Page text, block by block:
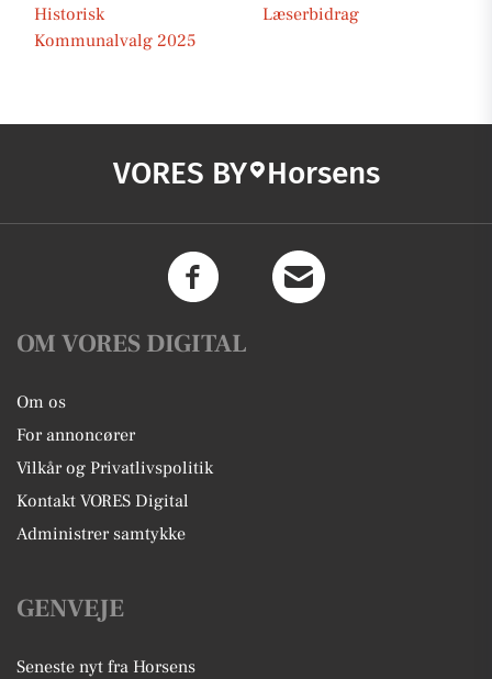
Historisk
Læserbidrag
Kommunalvalg 2025
VORES BY Horsens
OM VORES DIGITAL
Om os
For annoncører
Vilkår og Privatlivspolitik
Kontakt VORES Digital
Administrer samtykke
GENVEJE
Seneste nyt fra Horsens